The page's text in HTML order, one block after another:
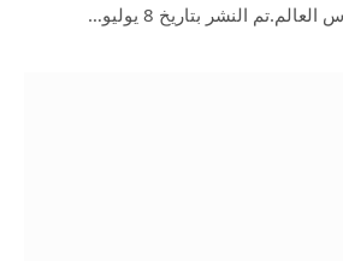
النشر بتاريخ 8 يوليو…